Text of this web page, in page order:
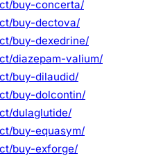
buy-concerta/
buy-dectova/
buy-dexedrine/
diazepam-valium/
buy-dilaudid/
buy-dolcontin/
dulaglutide/
buy-equasym/
buy-exforge/